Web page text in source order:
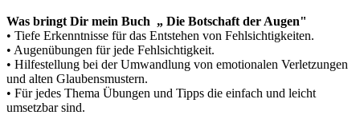
Was bringt Dir mein Buch „ Die Botschaft der Augen"
• Tiefe Erkenntnisse für das Entstehen von Fehlsichtigkeiten.
• Augenübungen für jede Fehlsichtigkeit.
• Hilfestellung bei der Umwandlung von emotionalen Verletzungen
und alten Glaubensmustern.
• Für jedes Thema Übungen und Tipps die einfach und leicht
umsetzbar sind.